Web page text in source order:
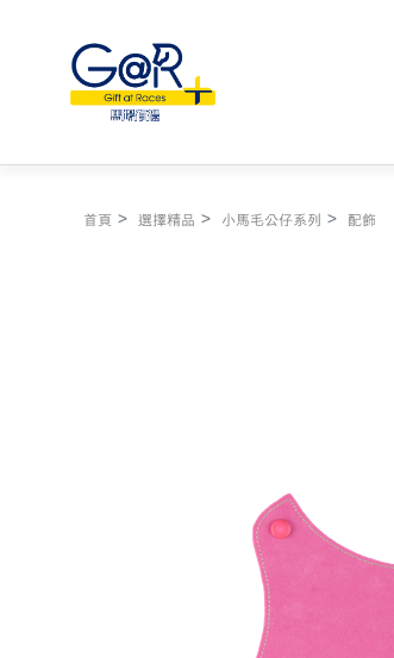
首頁 選擇精品 小馬毛公仔系列 配飾